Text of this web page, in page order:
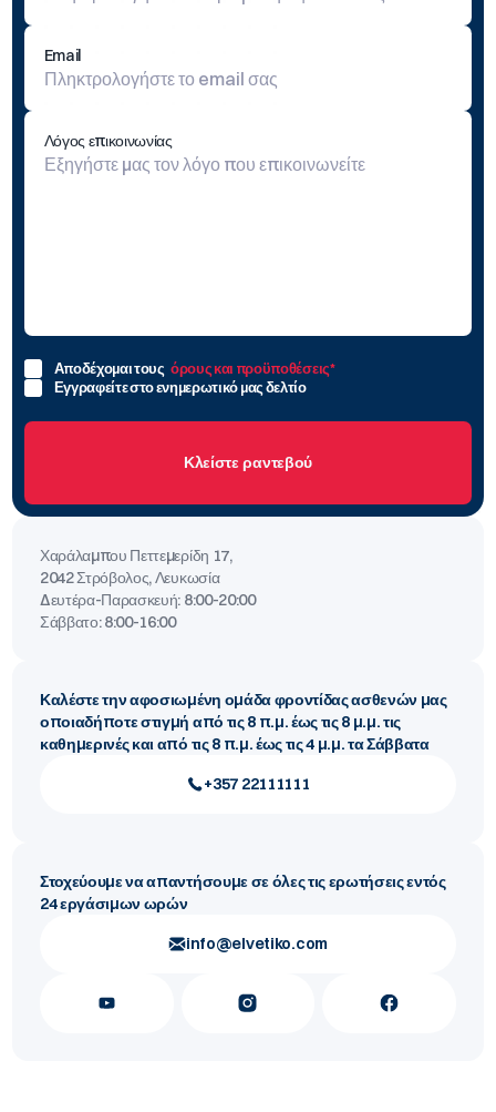
Email
Λόγος επικοινωνίας
Αποδέχομαι τους όρους και προϋποθέσεις*
Εγγραφείτε στο ενημερωτικό μας δελτίο
Χαράλαμπου Πεττεμερίδη 17,
2042 Στρόβολος, Λευκωσία
Δευτέρα-Παρασκευή: 8:00-20:00
Σάββατο:8:00-16:00
Καλέστε την αφοσιωμένη ομάδα φροντίδας ασθενών μας
οποιαδήποτε στιγμή από τις 8 π.μ. έως τις 8 μ.μ. τις
καθημερινές και από τις 8 π.μ. έως τις 4 μ.μ. τα Σάββατα
+357 22111111
Στοχεύουμε να απαντήσουμε σε όλες τις ερωτήσεις εντός
24 εργάσιμων ωρών
info@elvetiko.com